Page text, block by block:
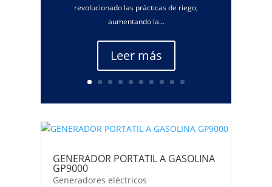
revolucionado las prácticas de riego,
aumentando la...
Leer más
GENERADOR PORTATIL A GASOLINA
GP9000
Generadores eléctricos